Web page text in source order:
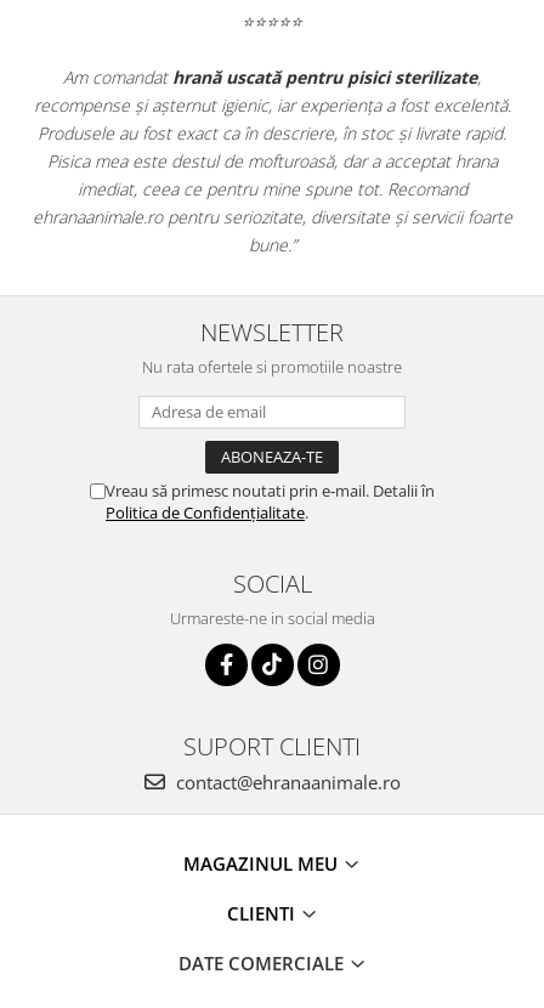
⭐⭐⭐⭐⭐
Apreciez foarte mult faptul că peehranaanimale.rogăsesc
doar hrană, ci și produse dinfarmacia veterinară:
antiparazitare, suplimente și soluții de îngrijire. Este foarte
comod să pot comanda tot ce am nevoie pentru animalul
dintr-un singur loc. Livrarea a fost rapidă, iar produsele au fost
originale și în termen. Magazin serios, bine organizat și foarte
pentru orice stăpân de animale.
NEWSLETTER
Nu rata ofertele si promotiile noastre
Vreau să primesc noutati prin e-mail. Detalii în
Politica de Confidențialitate.
SOCIAL
Urmareste-ne in social media
SUPORT CLIENTI
contact@ehranaanimale.ro
MAGAZINUL MEU
CLIENTI
DATE COMERCIALE